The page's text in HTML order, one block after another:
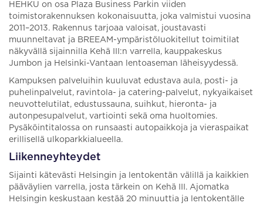
HEHKU on osa Plaza Business Parkin viiden
toimistorakennuksen kokonaisuutta, joka valmistui vuosina
2011–2013. Rakennus tarjoaa valoisat, joustavasti
muunneltavat ja BREEAM-ympäristöluokitellut toimitilat
näkyvällä sijainnilla Kehä III:n varrella, kauppakeskus
Jumbon ja Helsinki-Vantaan lentoaseman läheisyydessä.
Kampuksen palveluihin kuuluvat edustava aula, posti- ja
puhelinpalvelut, ravintola- ja catering-palvelut, nykyaikaiset
neuvottelutilat, edustussauna, suihkut, hieronta- ja
autonpesupalvelut, vartiointi sekä oma huoltomies.
Pysäköintitalossa on runsaasti autopaikkoja ja vieraspaikat
erillisellä ulkoparkkialueella.
Liikenneyhteydet
Sijainti kätevästi Helsingin ja lentokentän välillä ja kaikkien
pääväylien varrella, josta tärkein on Kehä III. Ajomatka
Helsingin keskustaan kestää 20 minuuttia ja lentokentälle